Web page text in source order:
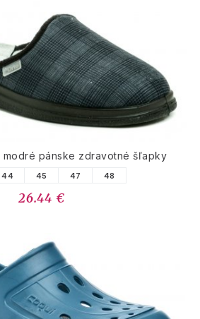
modré pánske zdravotné šľapky
44 45 47 48
26.44 €